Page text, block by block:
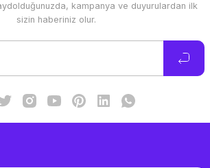
bozuk veya görüntülenemiyor.
kampanya ve duyurulardan ilk
sizin haberiniz olur.